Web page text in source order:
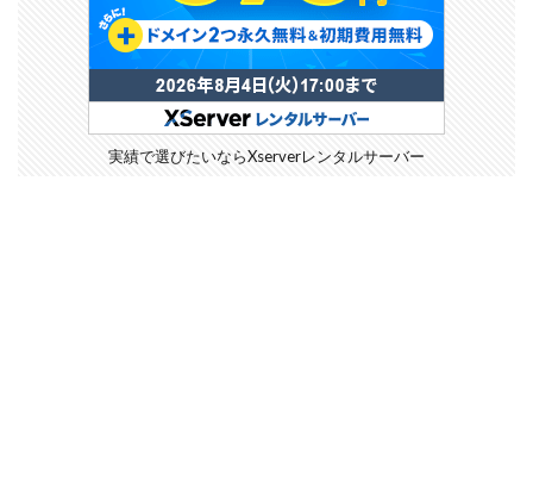
実績で選びたいならXserverレンタルサーバー